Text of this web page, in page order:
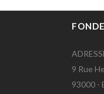
9 Rue
93000 -